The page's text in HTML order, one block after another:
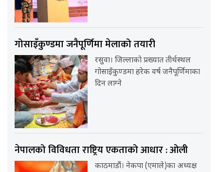
गोसाइँकुण्डमा जनैपूर्णिमा मेलाको तयारी
रसुवा। जिल्लाको प्रख्यात तीर्थस्थल
गोसाइँकुण्डमा हरेक वर्ष जनैपूर्णिमाका
दिन लाग्ने
नेपालको विविधता राष्ट्रिय एकताको आधार : ओली
काठमाडौं। नेकपा (एमाले)का अध्यक्ष